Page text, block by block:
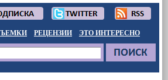
РЕЦЕНЗИИ ЭТО ИНТЕРЕСНО